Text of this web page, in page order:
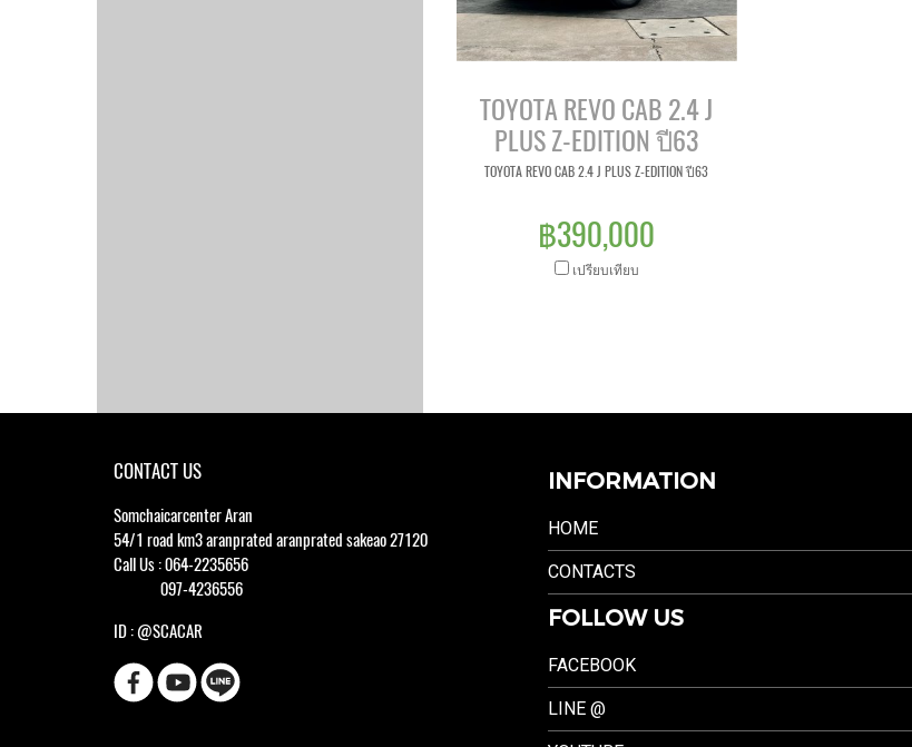
TOYOTA REVO CAB 2.4 J
PLUS Z-EDITION ปี63
TOYOTA REVO CAB 2.4 J PLUS Z-EDITION ปี63
฿390,000
เปรียบเทียบ
CONTACT US
Somchaicarcenter Aran
54/1 road km3 aranprated aranprated sakeao 27120
Call Us : 064-2235656
097-4236556
ID : @SCACAR
INFORMATION
HOME
CONTACTS
FOLLOW US
FACEBOOK
LINE @